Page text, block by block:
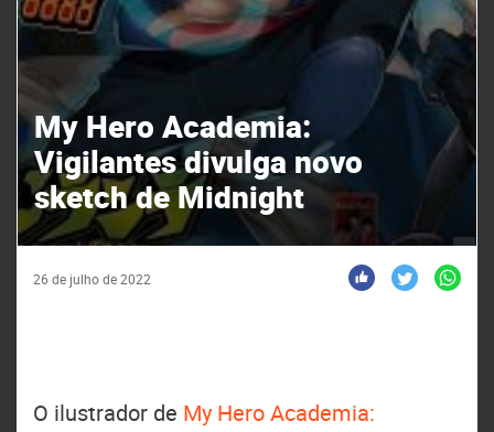
My Hero Academia:
Vigilantes divulga novo
sketch de Midnight
26 de julho de 2022
O ilustrador de My Hero Academia: